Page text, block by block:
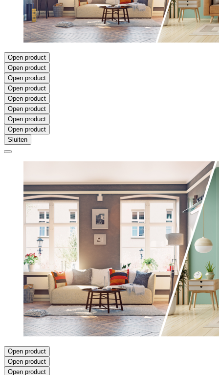
Open product
Open product
Open product
Open product
Open product
Open product
Open product
Open product
Sluiten
Open product
Open product
Open product